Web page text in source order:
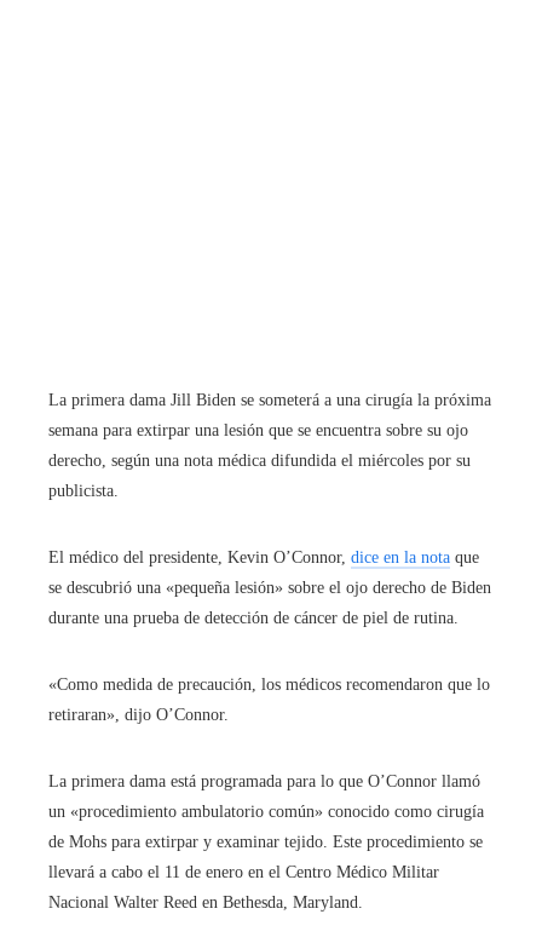
La primera dama Jill Biden se someterá a una cirugía la próxima
semana para extirpar una lesión que se encuentra sobre su ojo
derecho, según una nota médica difundida el miércoles por su
publicista.
El médico del presidente, Kevin O’Connor, dice en la nota que
se descubrió una «pequeña lesión» sobre el ojo derecho de Biden
durante una prueba de detección de cáncer de piel de rutina.
«Como medida de precaución, los médicos recomendaron que lo
retiraran», dijo O’Connor.
La primera dama está programada para lo que O’Connor llamó
un «procedimiento ambulatorio común» conocido como cirugía
de Mohs para extirpar y examinar tejido. Este procedimiento se
llevará a cabo el 11 de enero en el Centro Médico Militar
Nacional Walter Reed en Bethesda, Maryland.